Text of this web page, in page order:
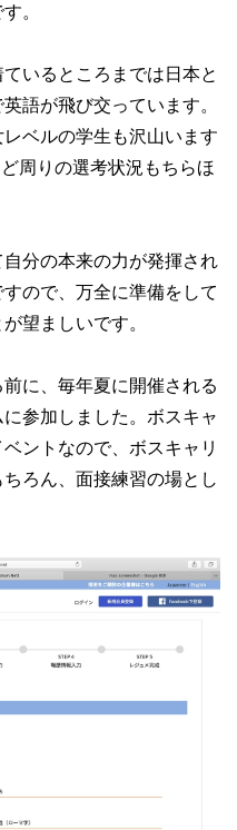
。
いるところまでは日本と
語が飛び交っています。
ベルの学生も沢山います
周りの選考状況もちらほ
分の本来の力が発揮され
ので、万全に準備をして
望ましいです。
に、毎年夏に開催される
参加しました。ボスキャ
ントなので、ボスキャリ
ろん、面接練習の場とし